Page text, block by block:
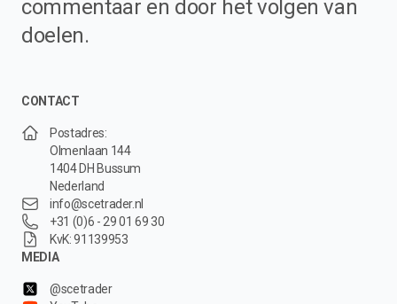
commentaar en door het volgen van
doelen.
CONTACT
Postadres:
Olmenlaan 144
1404 DH Bussum
Nederland
info@scetrader.nl
+31 (0)6 - 29 01 69 30
KvK: 91139953
MEDIA
@scetrader